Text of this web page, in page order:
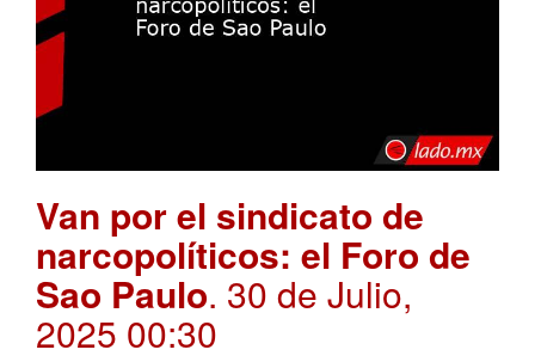
Van por el sindicato de
narcopolíticos: el Foro de
Sao Paulo. 30 de Julio,
2025 00:30